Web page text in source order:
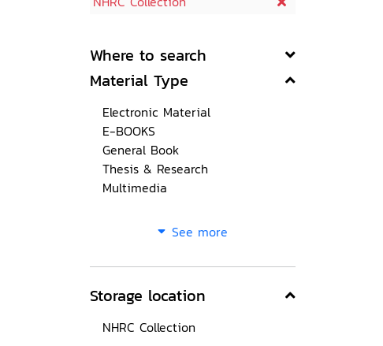
Where to search
Material Type
Electronic Material
E-BOOKS
General Book
Thesis & Research
Multimedia
See more
Storage location
NHRC Collection